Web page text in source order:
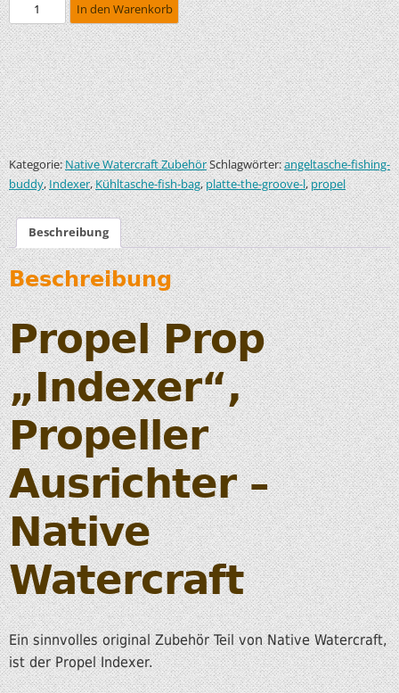
In den Warenkorb
Kategorie:Native Watercraft ZubehörSchlagwörter:angeltasche-fishing-
buddy,Indexer,Kühltasche-fish-bag,platte-the-groove-l,propel
Beschreibung
Beschreibung
Propel Prop
„Indexer“,
Propeller
Ausrichter –
Native
Watercraft
Ein sinnvolles original Zubehör Teil von Native Watercraft,
ist der Propel Indexer.